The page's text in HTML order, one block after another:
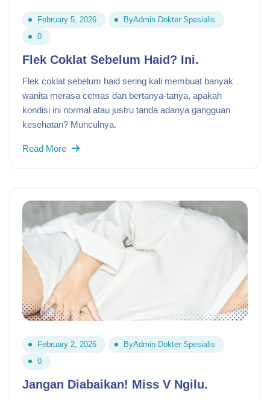
February 5, 2026 ByAdmin Dokter Spesialis
0
Flek Coklat Sebelum Haid? Ini.
Flek coklat sebelum haid sering kali membuat banyak
wanita merasa cemas dan bertanya-tanya, apakah
kondisi ini normal atau justru tanda adanya gangguan
kesehatan? Munculnya.
Read More
February 2, 2026 ByAdmin Dokter Spesialis
0
Jangan Diabaikan! Miss V Ngilu.